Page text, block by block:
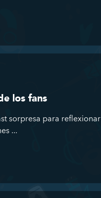
los fans
sorpresa para
...